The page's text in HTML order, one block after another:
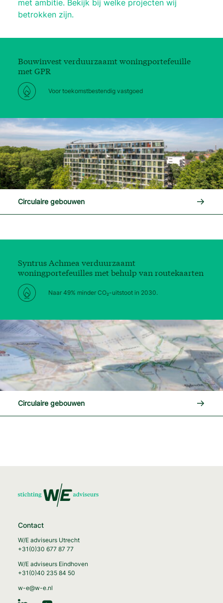
met ambitie. Bekijk bij welke projecten wij
betrokken zijn.
Bouwinvest verduurzaamt woningportefeuille
met GPR
Voor toekomstbestendig vastgoed
Circulaire gebouwen Lees
Syntrus Achmea verduurzaamt
woningportefeuilles met behulp van routekaarten
Naar 49% minder CO₂-uitstoot in 2030.
Circulaire gebouwen Lees
Contact
W/E adviseurs Utrecht
+31(0)30 677 87 77
W/E adviseurs Eindhoven
+31(0)40 235 84 50
w-e@w-e.nl